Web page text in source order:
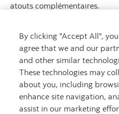
atouts complémentaires.
dit-elle, mais le changement
alors préparez-vous à aider
Après tout, M
Akpinar sait
l’adaptabilité et la
en guidant la manière dont
inspirons les autres.
By clicking "Accept All",
agree that we and our
and other similar
These technologies may
about you, including
enhance site navigation,
assist in our marketing